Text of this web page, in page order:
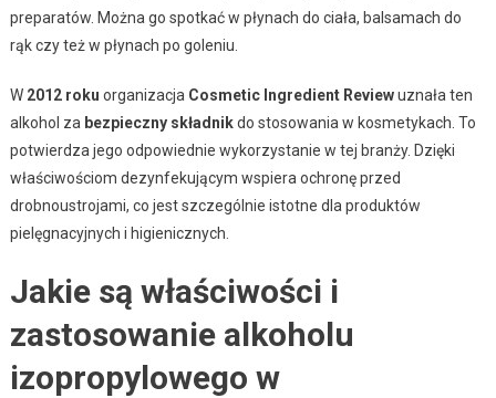
preparatów. Można go spotkać w płynach do ciała, balsamach do
rąk czy też w płynach po goleniu.
W 2012 roku organizacja Cosmetic Ingredient Reviewuznała ten
alkohol za bezpieczny składnikdo stosowania w kosmetykach. To
potwierdza jego odpowiednie wykorzystanie w tej branży. Dzięki
właściwościom dezynfekującym wspiera ochronę przed
drobnoustrojami, co jest szczególnie istotne dla produktów
pielęgnacyjnych i higienicznych.
Jakie są właściwości i
zastosowanie alkoholu
izopropylowego w